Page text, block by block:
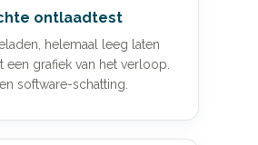
ontlaadtest
helemaal leeg laten
een grafiek van het verloop.
software-schatting.